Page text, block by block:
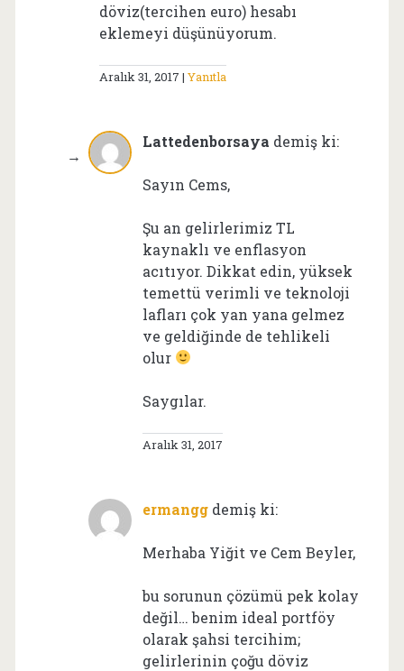
döviz(tercihen euro) hesabı
eklemeyi düşünüyorum.
Aralık 31, 2017 Yanıtla
Lattedenborsaya demiş ki:
Sayın Cems,
Şu an gelirlerimiz TL
kaynaklı ve enflasyon
acıtıyor. Dikkat edin, yüksek
temettü verimli ve teknoloji
lafları çok yan yana gelmez
ve geldiğinde de tehlikeli
olur
Saygılar.
Aralık 31, 2017
ermangg demiş ki:
Merhaba Yiğit ve Cem Beyler,
bu sorunun çözümü pek kolay
değil… benim ideal portföy
olarak şahsi tercihim;
gelirlerinin çoğu döviz